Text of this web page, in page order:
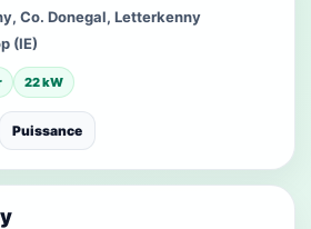
Co. Donegal, Letterkenny
(IE)
22 kW
Puissance